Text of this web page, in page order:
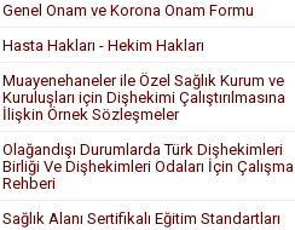
Genel Onam ve Korona Onam Formu
Hasta Hakları - Hekim Hakları
Muayenehaneler ile Özel Sağlık Kurum ve
Kuruluşları için Dişhekimi Çalıştırılmasına
İlişkin Örnek Sözleşmeler
Olağandışı Durumlarda Türk Dişhekimleri
Birliği Ve Dişhekimleri Odaları İçin Çalışma
Rehberi
Sağlık Alanı Sertifikalı Eğitim Standartları